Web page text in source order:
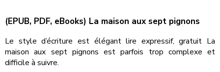
(EPUB, PDF, eBooks) La maison aux sept pignons
Le style d’écriture est élégant lire expressif, gratuit La
maison aux sept pignons est parfois trop complexe et
difficile à suivre.